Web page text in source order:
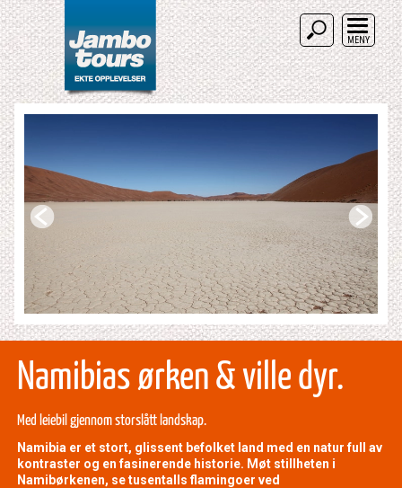
MENY
Namibias ørken & ville dyr.
Med leiebil gjennom storslått landskap.
Namibia er et stort, glissent befolket land med en natur full av
kontraster og en fasinerende historie. Møt stillheten i
Namibørkenen, se tusentalls flamingoer ved